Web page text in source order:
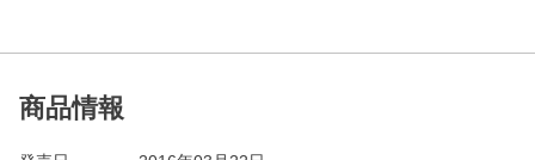
商品情報